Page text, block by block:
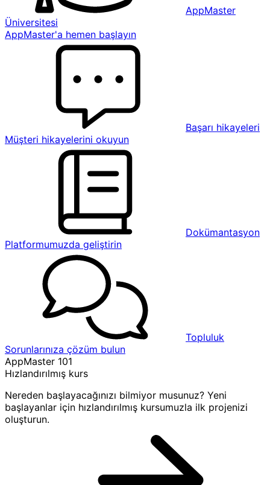
AppMaster
Üniversitesi
AppMaster'a hemen başlayın
Başarı hikayeleri
Müşteri hikayelerini okuyun
Dokümantasyon
Platformumuzda geliştirin
Topluluk
Sorunlarınıza çözüm bulun
AppMaster 101
Hızlandırılmış kurs
Nereden başlayacağınızı bilmiyor musunuz? Yeni
başlayanlar için hızlandırılmış kursumuzla ilk projenizi
oluşturun.